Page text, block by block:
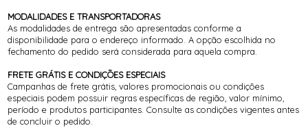
MODALIDADES E TRANSPORTADORAS
As modalidades de entrega são apresentadas conforme a
disponibilidade para o endereço informado. A opção escolhida no
fechamento do pedido será considerada para aquela compra.
FRETE GRÁTIS E CONDIÇÕES ESPECIAIS
Campanhas de frete grátis, valores promocionais ou condições
especiais podem possuir regras específicas de região, valor mínimo,
período e produtos participantes. Consulte as condições vigentes antes
de concluir o pedido.